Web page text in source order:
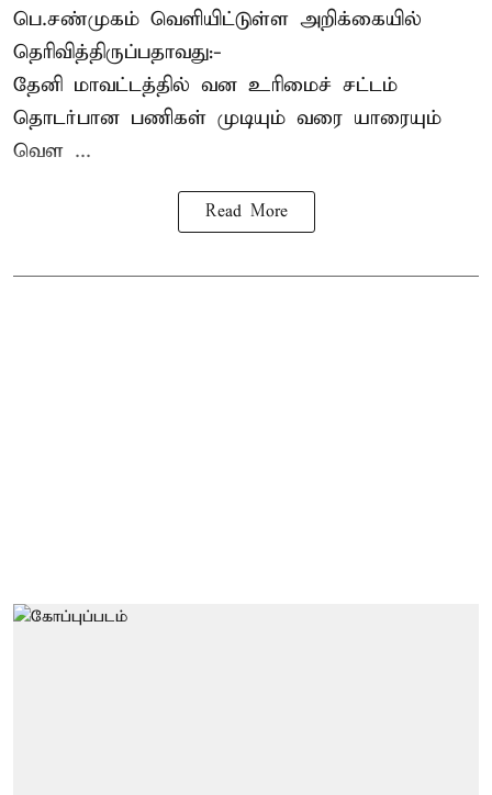
பெ.சண்முகம் வெளியிட்டுள்ள அறிக்கையில்
தெரிவித்திருப்பதாவது:-
தேனி மாவட்டத்தில் வன உரிமைச் சட்டம்
தொடர்பான பணிகள் முடியும் வரை யாரையும்
வெள ...
Read More